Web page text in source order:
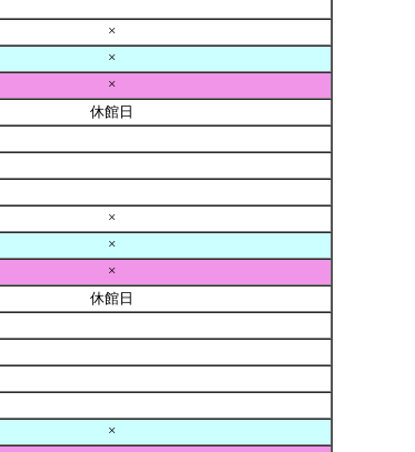
×
×
×
休館日
×
×
×
休館日
×